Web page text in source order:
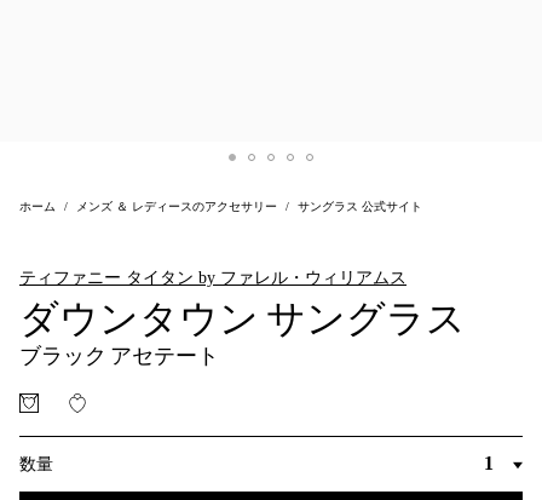
ホーム メンズ ＆ レディースのアクセサリー サングラス 公式サイト
ティファニー タイタン by ファレル・ウィリアムス
ダウンタウン サングラス
ブラック アセテート
数量